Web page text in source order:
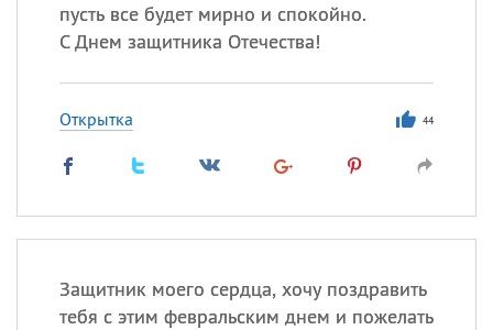
пусть все будет мирно и спокойно.
С Днем защитника Отечества!
Открытка 44
Защитник моего сердца, хочу поздравить
тебя с этим февральским днем и пожелать